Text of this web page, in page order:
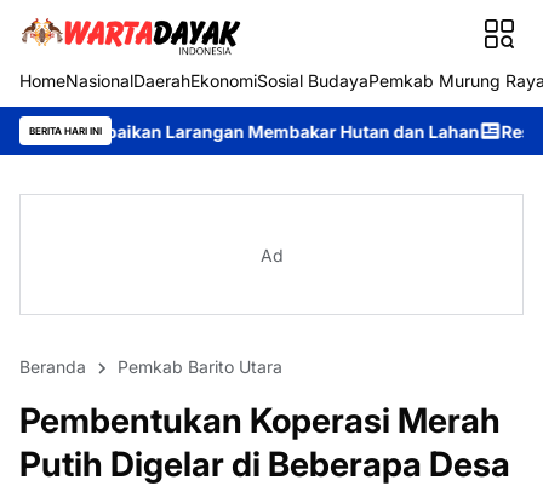
HomeNasionalDaerahEkonomiSosial BudayaPemkab Murung
BERITA HARI INI
Larangan Membakar Hutan dan Lahan Respons Cepat
Ad
Beranda Pemkab Barito Utara
Pembentukan Koperasi Merah
Putih Digelar di Beberapa Desa